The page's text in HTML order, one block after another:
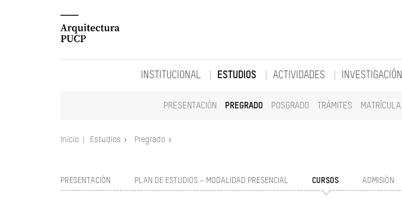
INSTITUCIONAL ESTUDIOS
PRESENTACIÓN PREGRADO POSGRADO TRÁMITES MATRÍCULA
ACTIVIDADES INVESTIGACIÓN
Inicio Estudios Pregrado
PRESENTACIÓN PLAN DE ESTUDIOS – MODALIDAD PRESENCIAL CURSOS ADMISIÓN